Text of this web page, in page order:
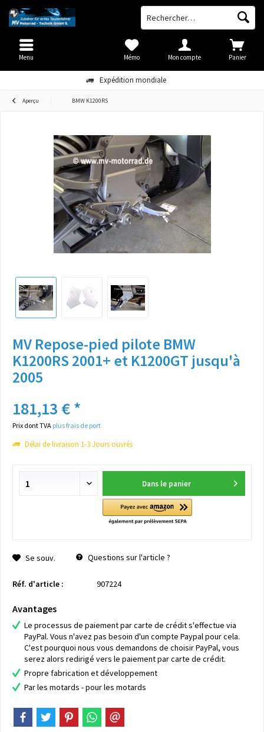
Expédition mondiale
Panier
Mémo Mon compte
Menu
Aperçu BMW K1200RS
MV Repose-pied pilote BMW
K1200RS 2001+ et K1200GT jusqu'à
2005
181,13 € *
Prix dont TVA plus frais de port
Délai de livraison 1-3 Jours ouvrés
Dans le panier
Se souv. Questions sur l'article ?
Réf. d'article : 907224
Avantages
Le processus de paiement par carte de crédit s'effectue via
PayPal. Vous n'avez pas besoin d'un compte Paypal pour cela.
C'est pourquoi nous vous demandons de choisir PayPal, vous
serez alors redirigé vers le paiement par carte de crédit.
Propre fabrication et développement
Par les motards - pour les motards